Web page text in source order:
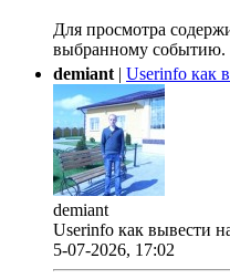
Для просмотра
выбранному событию.
demiant | Userinfo как
demiant
Userinfo как вывести
5-07-2026, 17:02